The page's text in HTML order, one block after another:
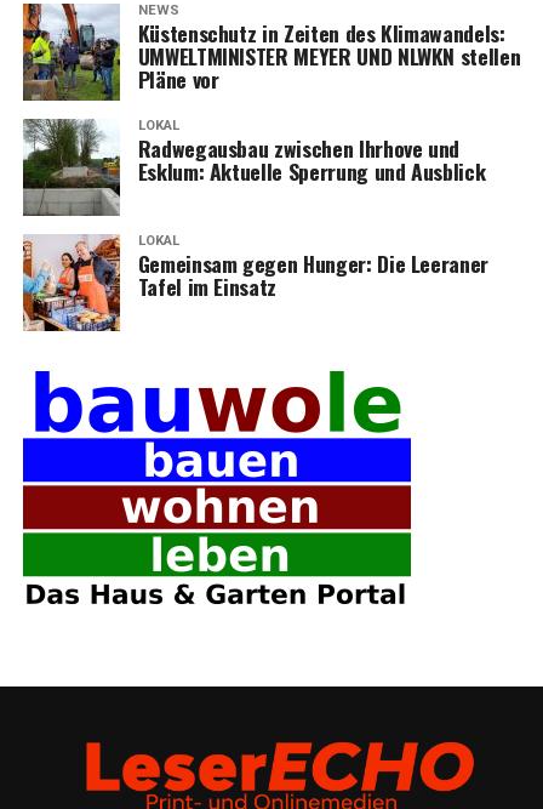
NEWS
Küs­ten­schutz in Zei­ten des Kli­ma­wan­dels:
UMWELTMINISTER MEYER UND NLWKN stel­len
Plä­ne vor
LOKAL
Rad­weg­aus­bau zwi­schen Ihr­ho­ve und
Esklum: Aktu­el­le Sper­rung und Ausblick
LOKAL
Gemein­sam gegen Hun­ger: Die Leera­ner
Tafel im Einsatz